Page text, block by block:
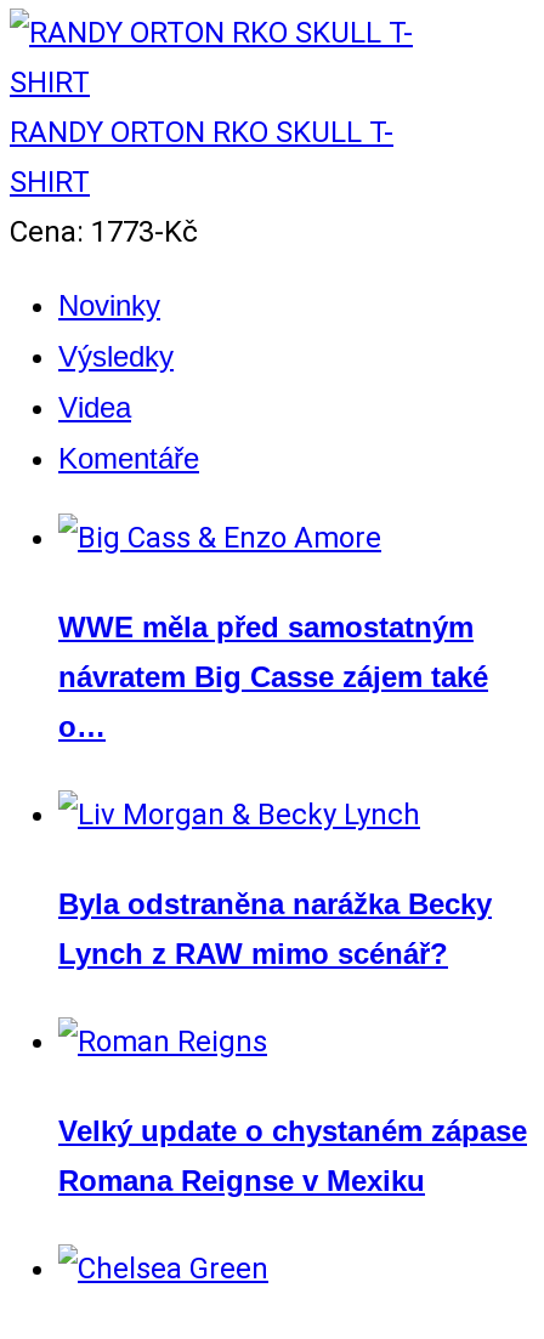
RANDY ORTON RKO SKULL T-
SHIRT
Cena: 1773-Kč
Novinky
Výsledky
Videa
Komentáře
WWE měla před samostatným
návratem Big Casse zájem také
o…
Byla odstraněna narážka Becky
Lynch z RAW mimo scénář?
Velký update o chystaném zápase
Romana Reignse v Mexiku